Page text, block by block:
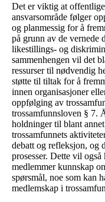
Det er viktig at
ansvarsområde følger
og planmessig for å
på grunn av de vernede
likestillings- og
sammenhengen vil det
ressurser til nødvendig
støtte til tiltak for å
innen organisasjoner
oppfølging av
trossamfunnsloven § 7.
holdninger til blant
trossamfunnets
debatt og refleksjon, og
prosesser. Dette vil
medlemmer kunnskap
spørsmål, noe som kan
medlemskap i